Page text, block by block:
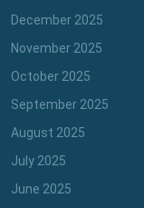
December 2025
November 2025
October 2025
September 2025
August 2025
July 2025
June 2025